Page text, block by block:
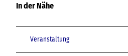
In der Nähe
Veranstaltung